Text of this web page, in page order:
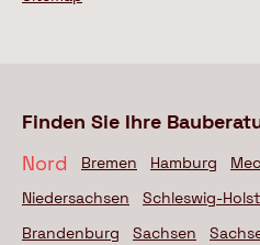
Finden Sie Ihre
Nord
Bremen Hamburg
Niedersachsen
Schleswig-
Brandenburg
Sachsen